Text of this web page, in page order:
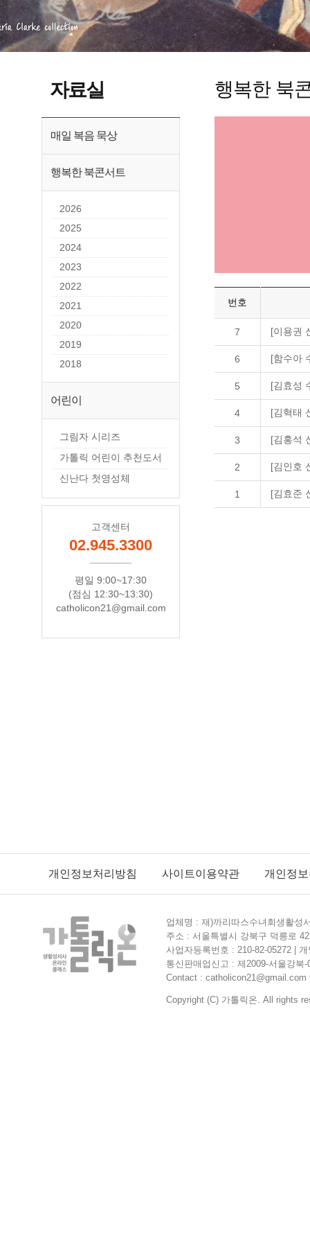
자료실
매일 복음 묵상
행복한 북콘서트
2026
2025
2024
2023
2022
2021
2020
2019
2018
어린이
그림자 시리즈
가톨릭 어린이 추천도서
신난다 첫영성체
고객센터
02.945.3300
평일 9:00~17:30
(점심 12:30~13:30)
catholicon21@gmail.com
행복한 북
번호
7 [이용권
6 [함수아
5 [김효성
4 [김혁태
3 [김홍석
2 [김인호
1 [김효준
개인정보처리방침 사이트이용약관 개인정
업체명 : 재)까리따스수녀회생활성
주소 : 서울특별시 강북구 덕릉로
사업자등록번호 : 210-82-05272 |
통신판매업신고 : 제2009-서울강북
Contact : catholicon21@gmail.com
Copyright (C) 가톨릭온. All rights